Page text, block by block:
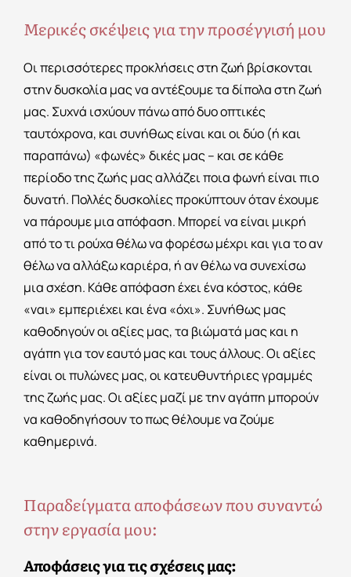
Μερικές σκέψεις για την προσέγγισή μου
Οι περισσότερες προκλήσεις στη ζωή βρίσκονται
στην δυσκολία μας να αντέξουμε τα δίπολα στη ζωή
μας. Συχνά ισχύουν πάνω από δυο οπτικές
ταυτόχρονα, και συνήθως είναι και οι δύο (ή και
παραπάνω) «φωνές» δικές μας – και σε κάθε
περίοδο της ζωής μας αλλάζει ποια φωνή είναι πιο
δυνατή. Πολλές δυσκολίες προκύπτουν όταν έχουμε
να πάρουμε μια απόφαση. Μπορεί να είναι μικρή
από το τι ρούχα θέλω να φορέσω μέχρι και για το αν
θέλω να αλλάξω καριέρα, ή αν θέλω να συνεχίσω
μια σχέση. Κάθε απόφαση έχει ένα κόστος, κάθε
«ναι» εμπεριέχει και ένα «όχι». Συνήθως μας
καθοδηγούν οι αξίες μας, τα βιώματά μας και η
αγάπη για τον εαυτό μας και τους άλλους. Οι αξίες
είναι οι πυλώνες μας, οι κατευθυντήριες γραμμές
της ζωής μας. Οι αξίεςμαζί με την αγάπη μπορούν
να καθοδηγήσουν το πως θέλουμε να ζούμε
καθημερινά.
Παραδείγματα αποφάσεων που συναντώ
στην εργασία μου:
Αποφάσεις για τις σχέσεις μας: